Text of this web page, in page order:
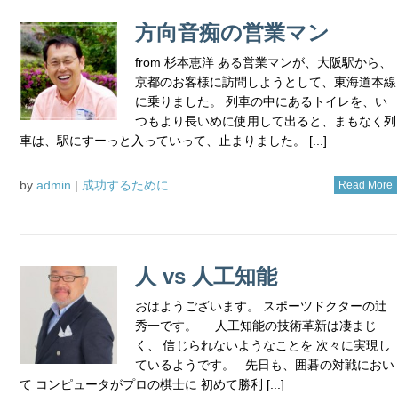
方向音痴の営業マン
from 杉本恵洋 ある営業マンが、大阪駅から、
京都のお客様に訪問しようとして、東海道本線
に乗りました。 列車の中にあるトイレを、い
つもより長いめに使用して出ると、まもなく列
車は、駅にすーっと入っていって、止まりました。 [...]
by admin | 成功するために Read More
人 vs 人工知能
おはようございます。 スポーツドクターの辻
秀一です。 人工知能の技術革新は凄まじ
く、 信じられないようなことを 次々に実現し
ているようです。 先日も、囲碁の対戦におい
て コンピュータがプロの棋士に 初めて勝利 [...]